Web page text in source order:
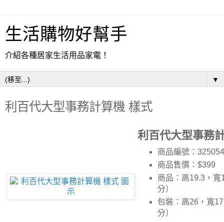
生活購物好幫手
介紹各種居家生活用品家電！
▼
利百代大型事務計算機 樣式
利百代大型事務
商品編號：325054
商品售價：$399
商品：高19.3，寬
分）
包裝：高26，寬
分）